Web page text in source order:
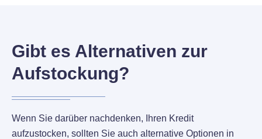
Gibt es Alternativen zur
Aufstockung?
Wenn Sie darüber nachdenken, Ihren Kredit
aufzustocken, sollten Sie auch alternative Optionen in